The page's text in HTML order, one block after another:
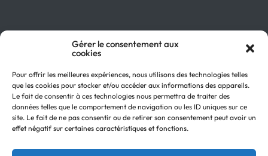
Gérer le consentement aux
cookies
Pour offrir les meilleures expériences, nous utilisons des technologies telles
que les cookies pour stocker et/ou accéder aux informations des appareils.
Le fait de consentir à ces technologies nous permettra de traiter des
données telles que le comportement de navigation ou les ID uniques sur ce
site. Le fait de ne pas consentir ou de retirer son consentement peut avoir un
effet négatif sur certaines caractéristiques et fonctions.
Qu’est-ce que le GIR ?
Pourquoi adhérer ?
On parle de nous !
Actualités
Contactez-nous
Recevez notre Newsletter
Recrutements
Politique de confidentialité
Retour en
haut